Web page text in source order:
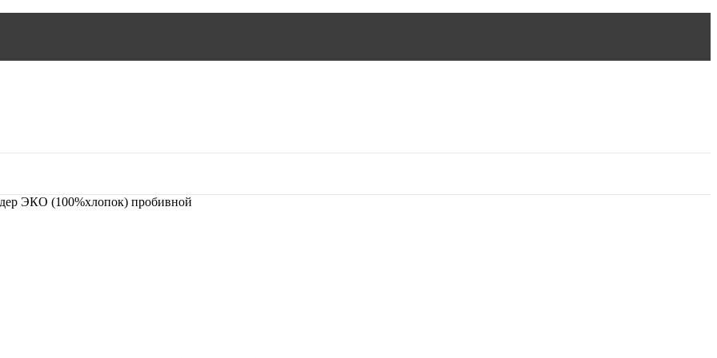
ЭКО (100%хлопок) пробивной